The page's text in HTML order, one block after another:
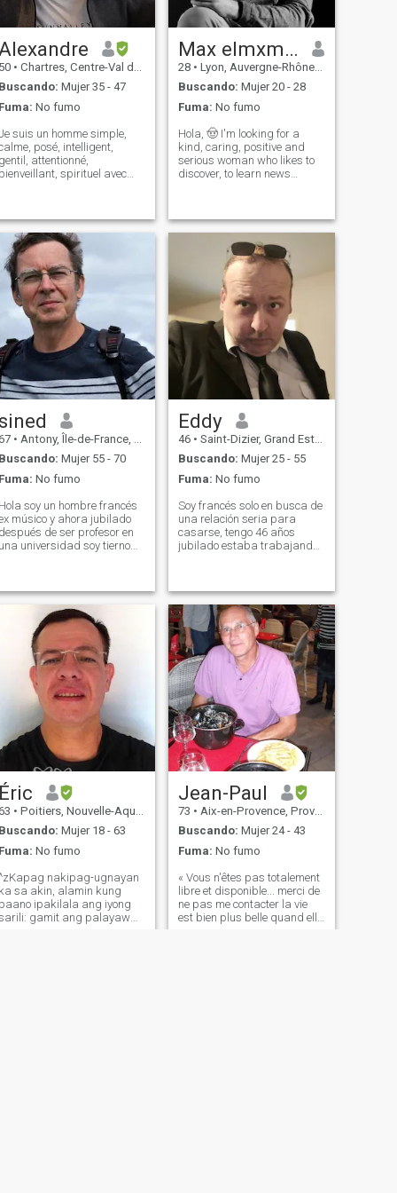
Alexandre
50 • Chartres, Centre-Val de Loire, Francia
Buscando: Mujer 35 - 47
Fuma: No fumo
suis un homme simple,
posé, intelligent,
gentil, attentionné,
bienveillant, spirituel avec
général, en pratiquant
des activités physiques.
J'aime les petit
Max elmxmle
28 • Lyon, Auvergne-Rhône-Alpes, Francia
Buscando: Mujer 20 - 28
Fuma: No fumo
Hola, 🤠 I'm looking for a
kind, caring, positive and
serious woman who likes to
discover, to learn news
life, a home and a family 😇
Are you passionate about
sined
• Antony, Île-de-France, Francia
Buscando: Mujer 55 - 70
Fuma: No fumo
Hola soy un hombre francés
músico y ahora jubilado
después de ser profesor en
una universidad soy tierno
y todo lo que la vida
nos puede evitar con una
mujer para toda la vida si es
posible.
Eddy
46 • Saint-Dizier, Grand Est, Francia
Buscando: Mujer 25 - 55
Fuma: No fumo
Soy francés solo en busca de
una relación seria para
casarse, tengo 46 años
jubilado estaba trabajando
diplomas de guardia de
seguridad y de seguridad
contra incendios guardé
electrónica durante mi
estudio, toqué una pensión
promedio así que estoy
buscando una mujer que
pueda mantenerse como yo
en prioridad
Éric
• Poitiers, Nouvelle-Aquitaine, Francia
Buscando: Mujer 18 - 63
Fuma: No fumo
nakipag-ugnayan
ka sa akin, alamin kung
paano ipakilala ang iyong
gamit ang palayaw
Jean-Paul
73 • Aix-en-Provence, Provence-Alpes-Côte d'Azur, Francia
Buscando: Mujer 24 - 43
Fuma: No fumo
« Vous n'êtes pas totalement
libre et disponible... merci de
ne pas me contacter la vie
est bien plus belle quand elle